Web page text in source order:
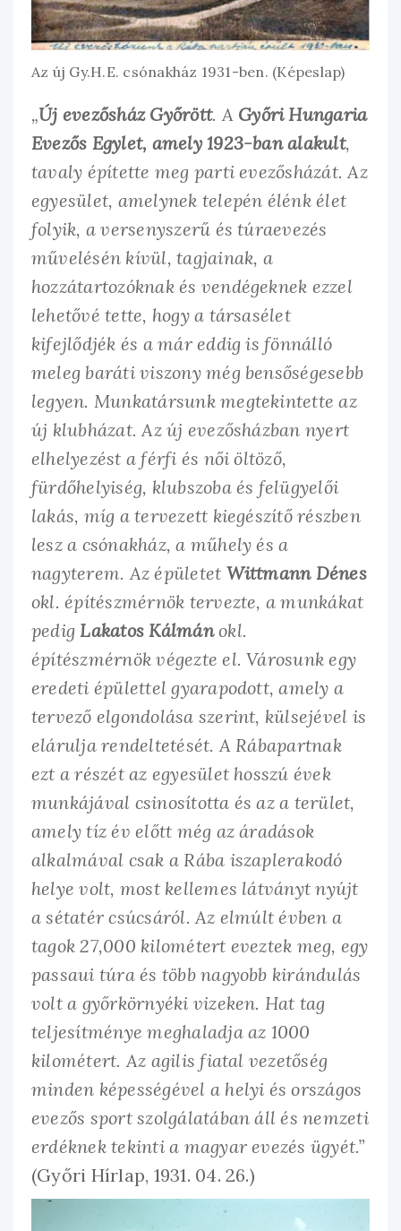
Az új Gy.H.E. csónakház 1931-ben. (Képeslap)
„Új evezősház Győrött. A Győri Hungaria
Evezős Egylet, amely 1923-ban alakult,
tavaly építette meg parti evezősházát. Az
egyesület, amelynek telepén élénk élet
folyik, a versenyszerű és túraevezés
művelésén kívül, tagjainak, a
hozzátartozóknak és vendégeknek ezzel
lehetővé tette, hogy a társasélet
kifejlődjék és a már eddig is fönnálló
meleg baráti viszony még bensőségesebb
legyen. Munkatársunk megtekintette az
új klubházat. Az új evezősházban nyert
elhelyezést a férfi és női öltöző,
fürdőhelyiség, klubszoba és felügyelői
lakás, míg a tervezett kiegészítő részben
lesz a csónakház, a műhely és a
nagyterem. Az épületet Wittmann Dénes
okl. építészmérnök tervezte, a munkákat
pedig Lakatos Kálmánokl.
építészmérnök végezte el. Városunk egy
eredeti épülettel gyarapodott, amely a
tervező elgondolása szerint, külsejével is
elárulja rendeltetését. A Rábapartnak
ezt a részét az egyesület hosszú évek
munkájával csinosította és az a terület,
amely tíz év előtt még az áradások
alkalmával csak a Rába iszaplerakodó
helye volt, most kellemes látványt nyújt
a sétatér csúcsáról. Az elmúlt évben a
tagok 27,000 kilométert eveztek meg, egy
passaui túra és több nagyobb kirándulás
volt a győrkörnyéki vizeken. Hat tag
teljesítménye meghaladja az 1000
kilométert. Az agilis fiatal vezetőség
minden képességével a helyi és országos
evezős sport szolgálatában áll és nemzeti
erdéknek tekinti a magyar evezés ügyét.”
(Győri Hírlap, 1931. 04. 26.)